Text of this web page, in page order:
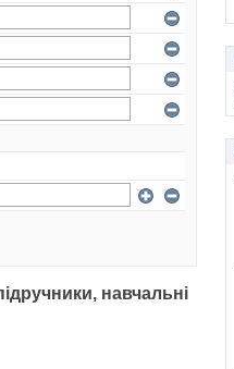
навчальні